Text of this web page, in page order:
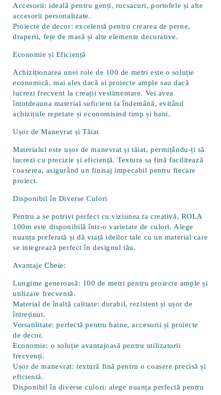
Accesorii: ideală pentru genți, rucsacuri, portofele și alte
accesorii personalizate.
Proiecte de decor: excelentă pentru crearea de perne,
draperii, fețe de masă și alte elemente decorative.
Economie și Eficiență
Achiziționarea unei role de 100 de metri este o soluție
economică, mai ales dacă ai proiecte ample sau dacă
lucrezi frecvent la creații vestimentare. Vei avea
întotdeauna material suficient la îndemână, evitând
achizițiile repetate și economisind timp și bani.
Ușor de Manevrat și Tăiat
Materialul este ușor de manevrat și tăiat, permițându-ți să
lucrezi cu precizie și eficiență. Textura sa fină facilitează
coaserea, asigurând un finisaj impecabil pentru fiecare
proiect.
Disponibil în Diverse Culori
Pentru a se potrivi perfect cu viziunea ta creativă, ROLA
100m este disponibilă într-o varietate de culori. Alege
nuanța preferată și dă viață ideilor tale cu un material care
se integrează perfect în designul tău.
Avantaje Cheie:
Lungime generoasă: 100 de metri pentru proiecte ample și
utilizare frecventă.
Material de înaltă calitate: durabil, rezistent și ușor de
întreținut.
Versatilitate: perfectă pentru haine, accesorii și proiecte
de decor.
Economie: o soluție avantajoasă pentru utilizatorii
frecvenți.
Ușor de manevrat: textură fină pentru o coasere precisă și
eficientă.
Disponibil în diverse culori: alege nuanța perfectă pentru